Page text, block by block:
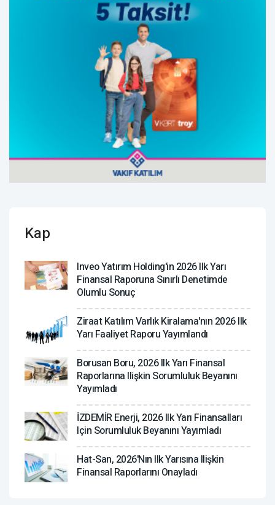
Kap
Inveo Yatırım Holding'in 2026 Ilk Yarı
Finansal Raporuna Sınırlı Denetimde
Olumlu Sonuç
Ziraat Katılım Varlık Kiralama'nın 2026 Ilk
Yarı Faaliyet Raporu Yayımlandı
Borusan Boru, 2026 Ilk Yarı Finansal
Raporlarına Ilişkin Sorumluluk Beyanını
Yayımladı
İZDEMİR Enerji, 2026 Ilk Yarı Finansalları
Için Sorumluluk Beyanını Yayımladı
Hat-San, 2026'nın Ilk Yarısına Ilişkin
Finansal Raporlarını Onayladı